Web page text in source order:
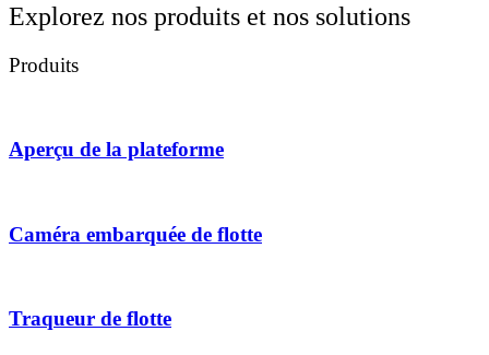
Explorez nos produits et nos solutions
Produits
Aperçu de la plateforme
Caméra embarquée de flotte
Traqueur de flotte